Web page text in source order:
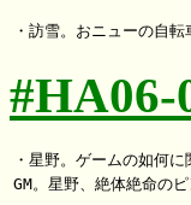
#HA06-
・星野。ゲームの如何
GM。星野、絶体絶命のピ